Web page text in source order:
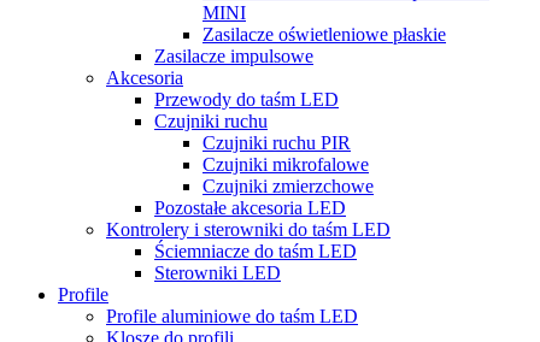
MINI
Zasilacze oświetleniowe płaskie
Zasilacze impulsowe
Akcesoria
Przewody do taśm LED
Czujniki ruchu
Czujniki ruchu PIR
Czujniki mikrofalowe
Czujniki zmierzchowe
Pozostałe akcesoria LED
Kontrolery i sterowniki do taśm LED
Ściemniacze do taśm LED
Sterowniki LED
Profile
Profile aluminiowe do taśm LED
Klosze do profili